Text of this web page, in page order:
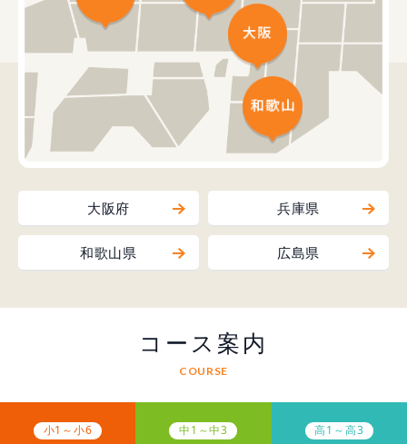
大阪府 兵庫県
和歌山県 広島県
コース案内
COURSE
小1～小6 中1～中3 高1～高3